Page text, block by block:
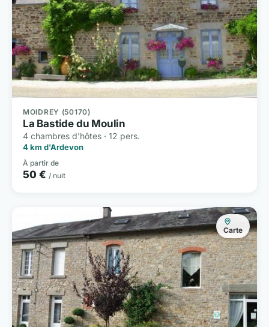
MOIDREY (50170)
La Bastide du Moulin
4 chambres d'hôtes · 12 pers.
4 km d'Ardevon
À partir de
50 € / nuit
Carte